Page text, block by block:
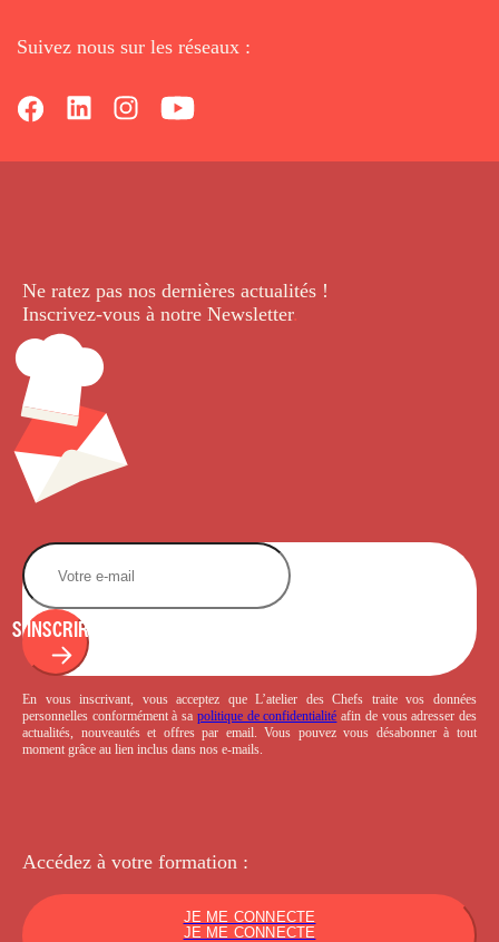
Suivez nous sur les réseaux :
Ne ratez pas nos dernières actualités !
Inscrivez-vous à notre Newsletter.
S'INSCRIRE
En vous inscrivant, vous acceptez que L’atelier des Chefs traite vos données
personnelles conformément à sa politique de confidentialité afin de vous adresser des
actualités, nouveautés et offres par email. Vous pouvez vous désabonner à tout
moment grâce au lien inclus dans nos e-mails.
Accédez à votre formation :
JE ME CONNECTE
JE ME CONNECTE